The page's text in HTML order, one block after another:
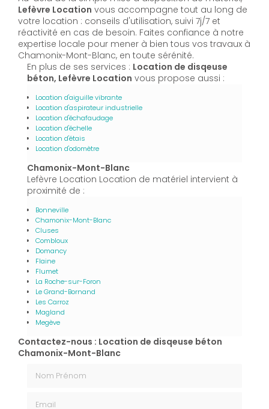
Lefèvre Location vous accompagne tout au long de
votre location : conseils d'utilisation, suivi 7j/7 et
réactivité en cas de besoin. Faites confiance à notre
expertise locale pour mener à bien tous vos travaux à
Chamonix-Mont-Blanc, en toute sérénité.
En plus de ses services : Location de disqeuse
béton, Lefèvre Location vous propose aussi :
Location d'aiguille vibrante
Location d'aspirateur industrielle
Location d'échafaudage
Location d'échelle
Location d'étais
Location d'odomètre
Chamonix-Mont-Blanc
Lefèvre Location Location de matériel intervient à
proximité de :
Bonneville
Chamonix-Mont-Blanc
Cluses
Combloux
Domancy
Flaine
Flumet
La Roche-sur-Foron
Le Grand-Bornand
Les Carroz
Magland
Megève
Contactez-nous : Location de disqeuse béton
Chamonix-Mont-Blanc